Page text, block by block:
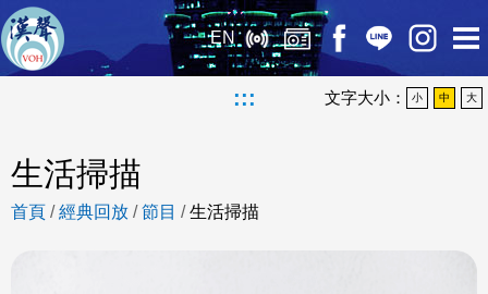
EN
::: 文字大小： 小 中 大
生活掃描
首頁 /經典回放 /節目 /生活掃描